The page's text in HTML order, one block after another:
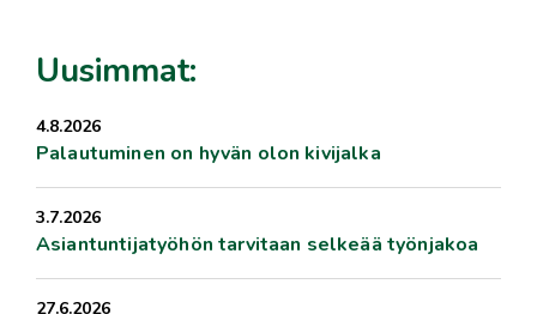
Uusimmat:
4.8.2026
Palautuminen on hyvän olon kivijalka
3.7.2026
Asiantuntijatyöhön tarvitaan selkeää työnjakoa
27.6.2026